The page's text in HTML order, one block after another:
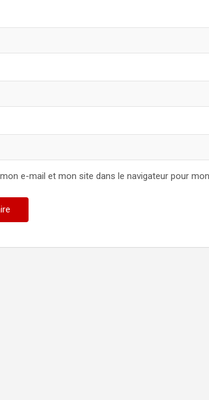
e-mail et mon site dans le navigateur pour